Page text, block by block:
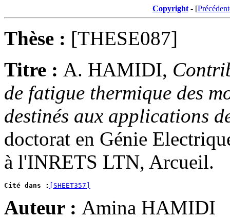
Copyright- [
Thèse : [THESE087]
Titre : A. HAMIDI,
de fatigue thermique des
destinés aux applications
doctorat en Génie
à l'INRETS LTN, Arcueil.
Cité dans : [SHEET357]
Auteur : Amina HAMIDI